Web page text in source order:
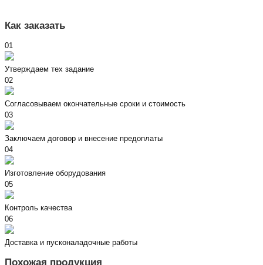
Как заказать
01
Утверждаем тех задание
02
Согласовываем окончательные сроки и стоимость
03
Заключаем договор и внесение предоплаты
04
Изготовление оборудования
05
Контроль качества
06
Доставка и пусконаладочные работы
Похожая продукция